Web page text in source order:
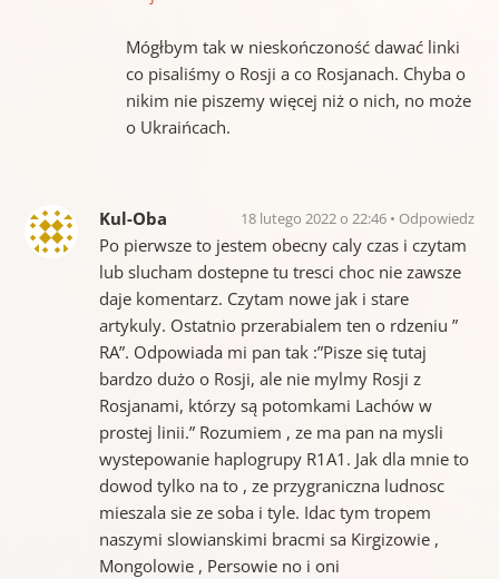
Mógłbym tak w nieskończoność dawać linki
co pisaliśmy o Rosji a co Rosjanach. Chyba o
nikim nie piszemy więcej niż o nich, no może
o Ukraińcach.
Kul-Oba 18 lutego 2022 o 22:46 Odpowiedz
Po pierwsze to jestem obecny caly czas i czytam
lub slucham dostepne tu tresci choc nie zawsze
daje komentarz. Czytam nowe jak i stare
artykuly. Ostatnio przerabialem ten o rdzeniu ”
RA”. Odpowiada mi pan tak :”Pisze się tutaj
bardzo dużo o Rosji, ale nie mylmy Rosji z
Rosjanami, którzy są potomkami Lachów w
prostej linii.” Rozumiem , ze ma pan na mysli
wystepowanie haplogrupy R1A1. Jak dla mnie to
dowod tylko na to , ze przygraniczna ludnosc
mieszala sie ze soba i tyle. Idac tym tropem
naszymi slowianskimi bracmi sa Kirgizowie ,
Mongolowie , Persowie no i oni